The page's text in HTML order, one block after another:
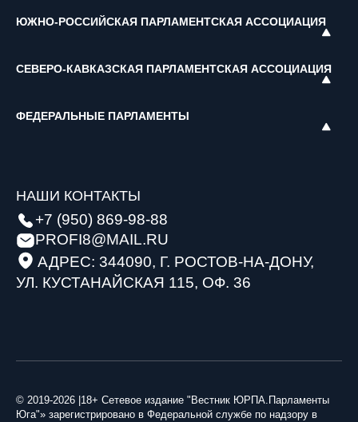
ЮЖНО-РОССИЙСКАЯ ПАРЛАМЕНТСКАЯ АССОЦИАЦИЯ
СЕВЕРО-КАВКАЗСКАЯ ПАРЛАМЕНТСКАЯ АССОЦИАЦИЯ
ФЕДЕРАЛЬНЫЕ ПАРЛАМЕНТЫ
НАШИ КОНТАКТЫ
+7 (950) 869-98-88
PROFI8@MAIL.RU
АДРЕС: 344090, Г. РОСТОВ-НА-ДОНУ,
УЛ. КУСТАНАЙСКАЯ 115, ОФ. 36
© 2019-2026 |18+ Сетевое издание "Вестник ЮРПА.Парламенты
Юга"» зарегистрировано в Федеральной службе по надзору в